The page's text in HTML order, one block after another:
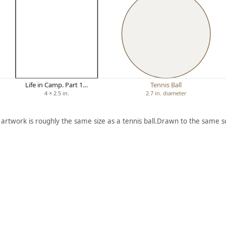
Life in Camp. Part 1…
4 × 2.5 in.
Tennis Ball
2.7 in. diameter
artwork is roughly the same size as a tennis ball.Drawn to the same